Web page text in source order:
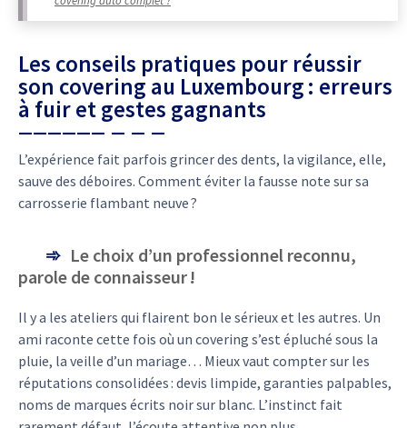
Les conseils pratiques pour réussir
son covering au Luxembourg : erreurs
à fuir et gestes gagnants
L’expérience fait parfois grincer des dents, la vigilance, elle,
sauve des déboires. Comment éviter la fausse note sur sa
carrosserie flambant neuve ?
Le choix d’un professionnel reconnu,
parole de connaisseur !
Il y a les ateliers qui flairent bon le sérieux et les autres. Un
ami raconte cette fois où un covering s’est épluché sous la
pluie, la veille d’un mariage… Mieux vaut compter sur les
réputations consolidées : devis limpide, garanties palpables,
noms de marques écrits noir sur blanc. L’instinct fait